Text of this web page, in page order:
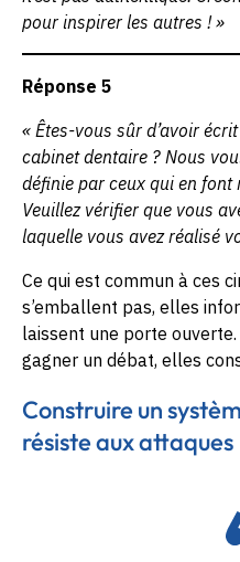
pour inspirer les autres ! »
Réponse 5
« Êtes-vous sûr d’avoir
cabinet dentaire ? Nous
définie par ceux qui en font
Veuillez vérifier que vous
laquelle vous avez réalisé
Ce qui est commun à ces
s’emballent pas, elles
laissent une porte
gagner un débat, elles
Construire un
résiste aux attaques